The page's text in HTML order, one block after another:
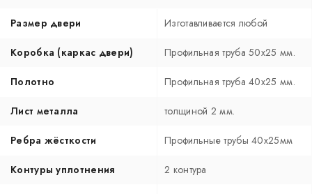
Размер двери Изготавливается любой
Коробка (каркас двери) Профильная труба 50х25 мм.
Полотно Профильная труба 40х25 мм.
Лист металла толщиной 2 мм.
Ребра жёсткости Профильные трубы 40х25мм
Контуры уплотнения 2 контура